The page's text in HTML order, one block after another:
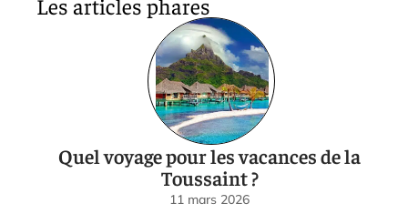
Quel voyage pour les vacances de la
Toussaint ?
11 mars 2026